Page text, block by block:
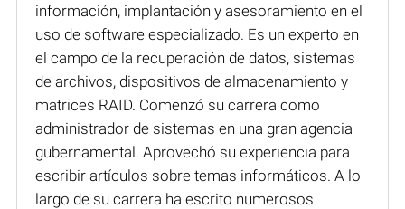
información, implantación y asesoramiento en el
uso de software especializado. Es un experto en
el campo de la recuperación de datos, sistemas
de archivos, dispositivos de almacenamiento y
matrices RAID. Comenzó su carrera como
administrador de sistemas en una gran agencia
gubernamental. Aprovechó su experiencia para
escribir artículos sobre temas informáticos. A lo
largo de su carrera ha escrito numerosos